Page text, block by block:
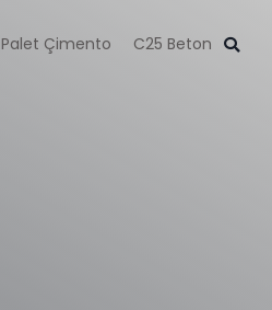
Palet Çimento C25 Beton